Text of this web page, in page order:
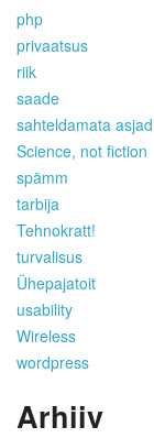
php
privaatsus
riik
saade
sahteldamata asjad
Science, not fiction
spämm
tarbija
Tehnokratt!
turvalisus
Ühepajatoit
usability
Wireless
wordpress
Arhiiv